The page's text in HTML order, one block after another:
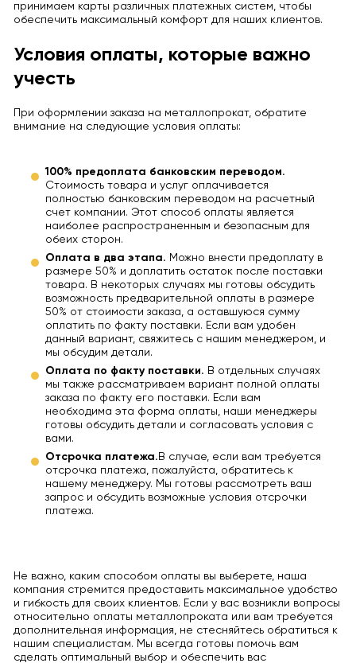
принимаем карты различных платежных систем, чтобы
обеспечить максимальный комфорт для наших клиентов.
Условия оплаты, которые важно
учесть
При оформлении заказа на металлопрокат, обратите
внимание на следующие условия оплаты:
100% предоплата банковским переводом.
Стоимость товара и услуг оплачивается
полностью банковским переводом на расчетный
счет компании. Этот способ оплаты является
наиболее распространенным и безопасным для
обеих сторон.
Оплата в два этапа. Можно внести предоплату в
размере 50% и доплатить остаток после поставки
товара. В некоторых случаях мы готовы обсудить
возможность предварительной оплаты в размере
50% от стоимости заказа, а оставшуюся сумму
оплатить по факту поставки. Если вам удобен
данный вариант, свяжитесь с нашим менеджером, и
мы обсудим детали.
Оплата по факту поставки. В отдельных случаях
мы также рассматриваем вариант полной оплаты
заказа по факту его поставки. Если вам
необходима эта форма оплаты, наши менеджеры
готовы обсудить детали и согласовать условия с
вами.
Отсрочка платежа. В случае, если вам требуется
отсрочка платежа, пожалуйста, обратитесь к
нашему менеджеру. Мы готовы рассмотреть ваш
запрос и обсудить возможные условия отсрочки
платежа.
Не важно, каким способом оплаты вы выберете, наша
компания стремится предоставить максимальное удобство
и гибкость для своих клиентов. Если у вас возникли вопросы
относительно оплаты металлопроката или вам требуется
дополнительная информация, не стесняйтесь обратиться к
нашим специалистам. Мы всегда готовы помочь вам
сделать оптимальный выбор и обеспечить вас